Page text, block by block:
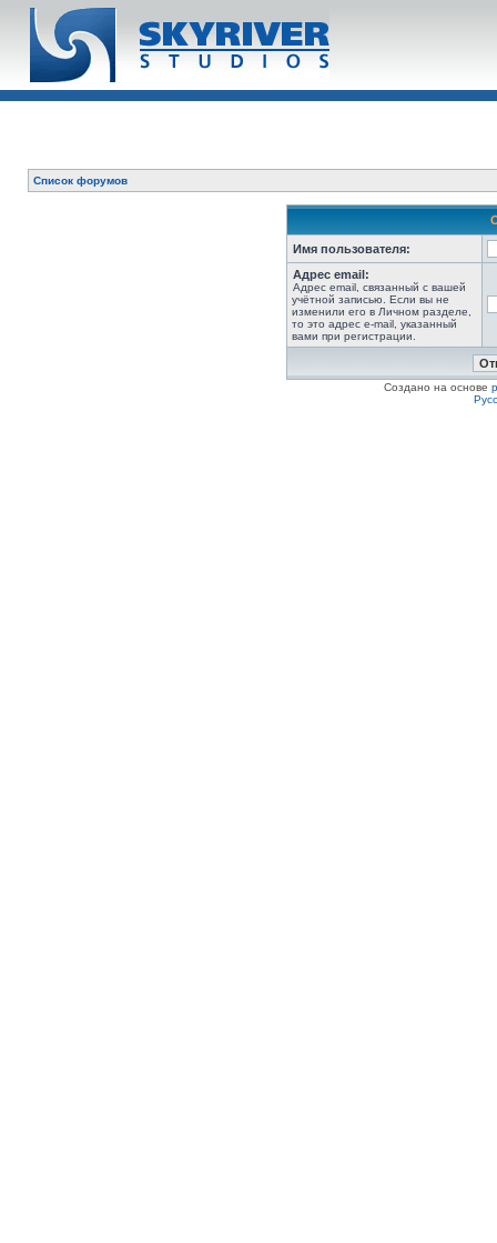
Список форумов
Имя пользователя:
Адрес email:
Адрес email, связанный с вашей
учётной записью. Если вы не
изменили его в Личном разделе,
то это адрес e-mail, указанный
вами при регистрации.
Создано на основе